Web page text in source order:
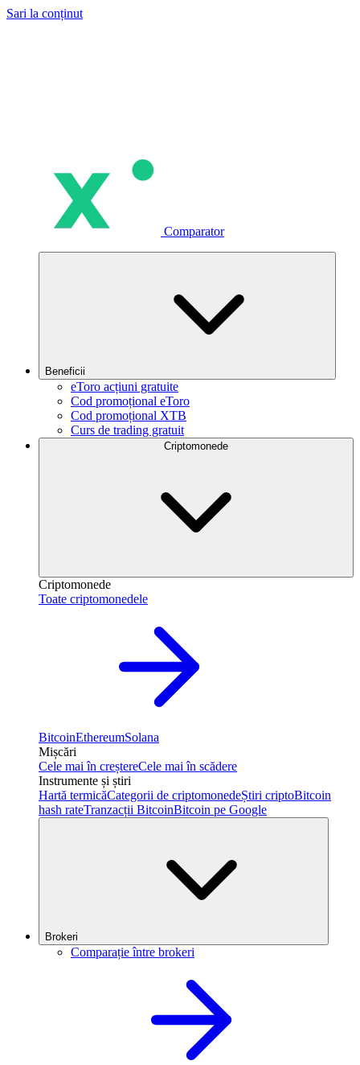
Sari la conținut
Comparator
Beneficii
eToro acțiuni gratuite
Cod promoțional eToro
Cod promoțional XTB
Curs de trading gratuit
Criptomonede
Toate criptomonedele
BitcoinEthereumSolana
Mișcări
Cele mai în creștereCele mai în scădere
Instrumente și știri
Hartă termicăCategorii de criptomonedeȘtiri criptoBitcoin
hash rateTranzacții BitcoinBitcoin pe Google
Brokeri
Comparație între brokeri